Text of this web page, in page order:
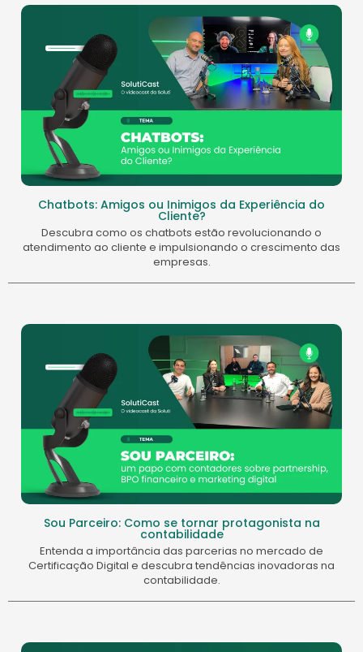
Chatbots: Amigos ou Inimigos da Experiência do
Cliente?
Descubra como os chatbots estão revolucionando o
atendimento ao cliente e impulsionando o crescimento das
empresas.
Sou Parceiro: Como se tornar protagonista na
contabilidade
Entenda a importância das parcerias no mercado de
Certificação Digital e descubra tendências inovadoras na
contabilidade.